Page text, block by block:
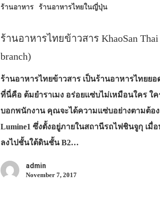
ร้านอาหาร ร้านอาหารไทยในญี่ปุ่น
ร้านอาหารไทยข้าวสาร KhaoSan Thai
branch)
ร้านอาหารไทยข้าวสาร เป็นร้านอาหารไทยย
ที่นี่คือ ต้มยำราเมง อร่อยแซ่บไม่เหมือนใคร
บอกพนักงาน คุณจะได้ความแซ่บอย่างตามต้อง
Lumine1 ซึ่งตั้งอยู่ภายในสถานีรถไฟชินจูกุ เ
ลงไปชั้นใต้ดินชั้น B2…
admin
November 7, 2017